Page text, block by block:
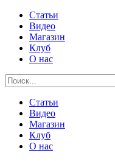
Статьи
Видео
Магазин
Клуб
О нас
Статьи
Видео
Магазин
Клуб
О нас